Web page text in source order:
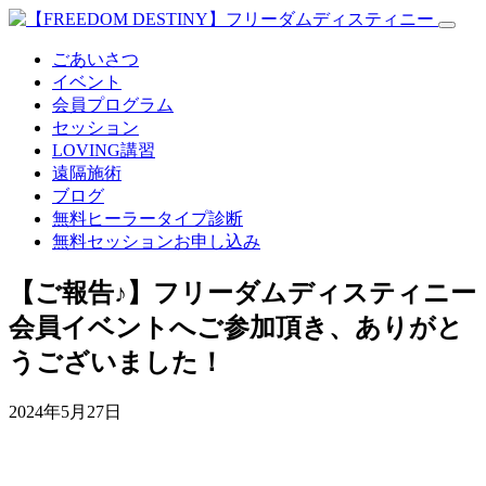
ごあいさつ
イベント
会員プログラム
セッション
LOVING講習
遠隔施術
ブログ
無料ヒーラータイプ診断
無料セッションお申し込み
【ご報告♪】フリーダムディスティニー
会員イベントへご参加頂き、ありがと
うございました！
2024年5月27日